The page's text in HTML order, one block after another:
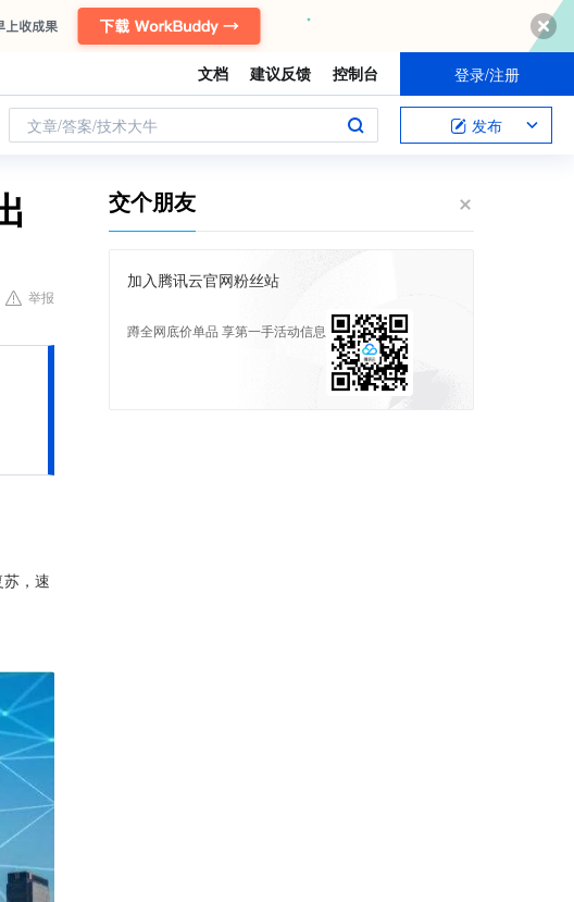
文档 建议反馈 控制台 登录/注册
文章/答案/技术大牛 发布
举报
，速
交个朋友
加入腾讯云官网粉丝站
蹲全网底价单品 享第一手活动信息